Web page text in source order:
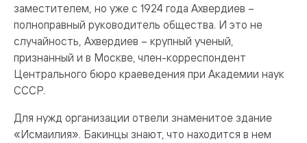
заместителем, но уже с 1924 года Ахвердиев –
полноправный руководитель общества. И это не
случайность, Ахвердиев – крупный ученый,
признанный и в Москве, член-корреспондент
Центрального бюро краеведения при Академии наук
СССР.
Для нужд организации отвели знаменитое здание
«Исмаилия». Бакинцы знают, что находится в нем